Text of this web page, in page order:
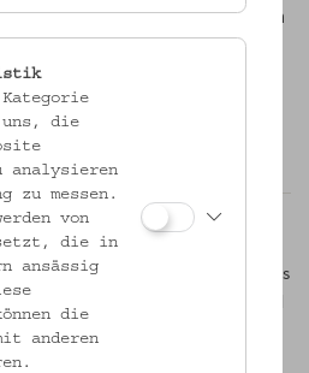
in Form eines extragroßen
tun damit in Wien?
der Sinologin Katharina
Straßenküche betreiben
aufkreuzen.
Ergänzung zu den (kalten)
(Apfel- und Birnenwein) aus
f. Streuobstkulturen und
aus den Bundesländern zur
uns, die
analysieren
zu messen.
von
die in
ansässig
die
anderen